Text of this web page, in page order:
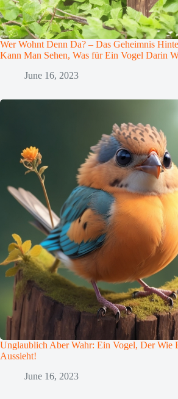
Wer Wohnt Denn Da? – Das Geheimnis
Kann Man Sehen, Was für Ein Vogel Darin
June 16, 2023
Unglaublich Aber Wahr: Ein Vogel, Der Wie
Aussieht!
June 16, 2023